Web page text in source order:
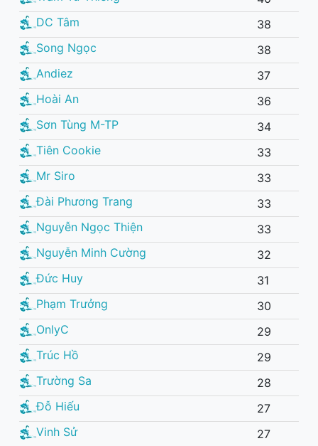
DC Tâm
38
Song Ngọc
38
Andiez
37
Hoài An
36
Sơn Tùng M-TP
34
Tiên Cookie
33
Mr Siro
33
Đài Phương Trang
33
Nguyễn Ngọc Thiện
33
Nguyễn Minh Cường
32
Đức Huy
31
Phạm Trưởng
30
OnlyC
29
Trúc Hồ
29
Trường Sa
28
Đỗ Hiếu
27
Vinh Sử
27